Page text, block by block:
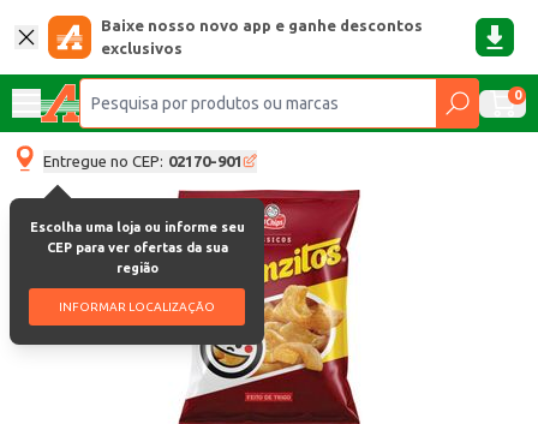
Baixe nosso novo app e ganhe descontos
exclusivos
0
Entregue no CEP: 02170-901
Escolha uma loja ou informe seu
CEP para ver ofertas da sua
região
INFORMAR LOCALIZAÇÃO